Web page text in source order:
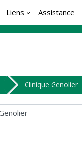
Liens Assistance
Clinique Genolier